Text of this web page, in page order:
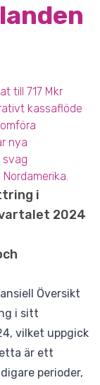
till 717 Mkr
kassaflöde
nya
svag
i
2024
Översikt
i sitt
vilket uppgick
är ett
perioder,